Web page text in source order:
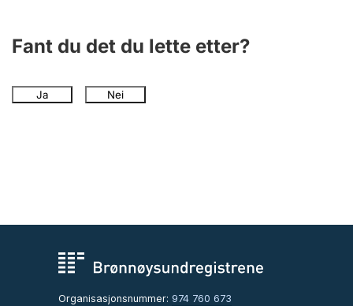
Fant du det du lette etter?
Ja Nei
Organisasjonsnummer: 974 760 673